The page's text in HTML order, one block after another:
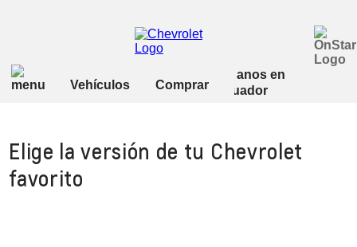
Elige la versión de tu Chevrolet
favorito